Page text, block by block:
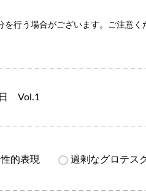
行う場合がございます。ご注意く
Vol.1
的表現 過剰なグロテス